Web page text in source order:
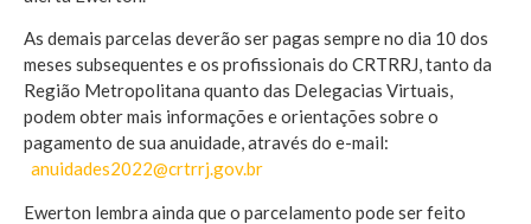
As demais parcelas deverão ser pagas sempre no dia 10 dos
meses subsequentes e os profissionais do CRTRRJ, tanto da
Região Metropolitana quanto das Delegacias Virtuais,
podem obter mais informações e orientações sobre o
pagamento de sua anuidade, através do e-mail:
anuidades2022@crtrrj.gov.br
Ewerton lembra ainda que o parcelamento pode ser feito